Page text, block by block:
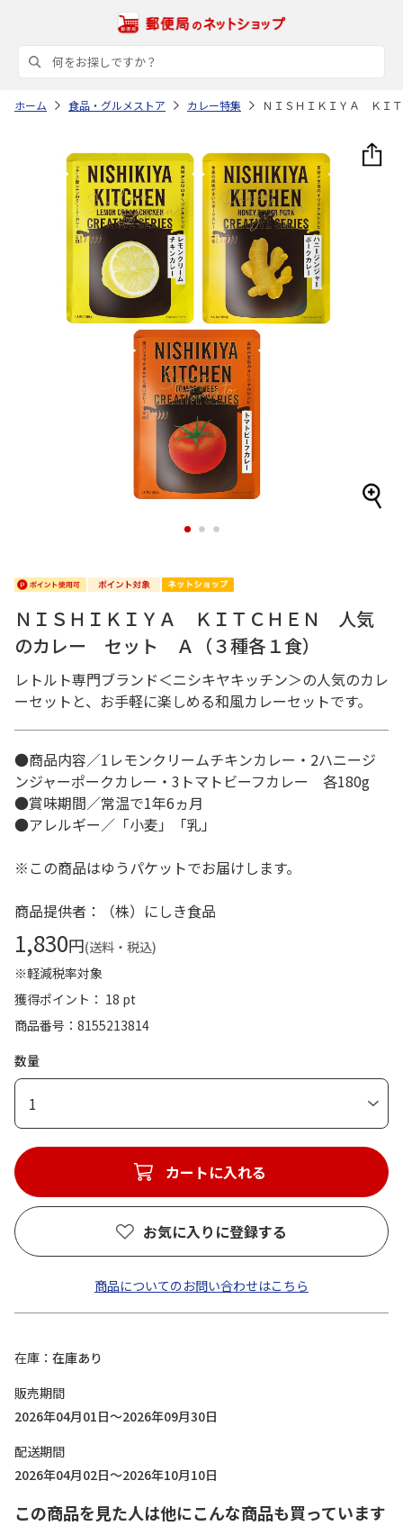
ホーム 食品・グルメストア カレー特集 ＮＩＳＨＩＫＩＹＡ ＫＩ
1 2 3
ＮＩＳＨＩＫＩＹＡ ＫＩＴＣＨＥＮ 人気
のカレー セット Ａ（３種各１食）
レトルト専門ブランド＜ニシキヤキッチン＞の人気のカレ
ーセットと、お手軽に楽しめる和風カレーセットです。
●商品内容／1レモンクリームチキンカレー・2ハニージ
ンジャーポークカレー・3トマトビーフカレー 各180g
●賞味期間／常温で1年6ヵ月
●アレルギー／「小麦」「乳」
※この商品はゆうパケットでお届けします。
商品提供者：（株）にしき食品
1,830円(送料・税込)
※軽減税率対象
獲得ポイント： 18 pt
商品番号
8155213814
数量
1
カートに入れる
お気に入りに登録する
商品についてのお問い合わせはこちら
在庫
在庫あり
販売期間
2026年04月01日～2026年09月30日
配送期間
2026年04月02日～2026年10月10日
この商品を見た人は他にこんな商品も買っています